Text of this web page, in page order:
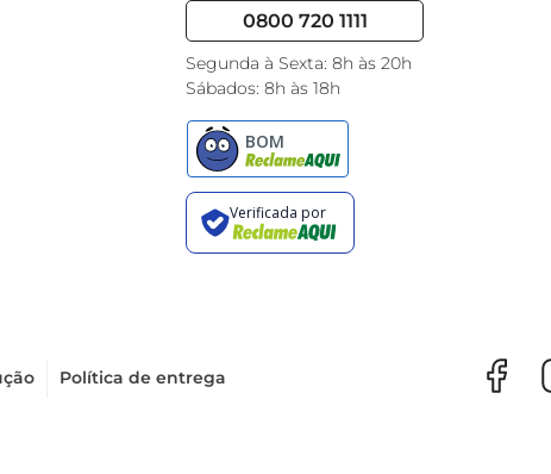
0800 720 1111
Segunda à Sexta: 8h às 20h
Sábados: 8h às 18h
Política de entrega